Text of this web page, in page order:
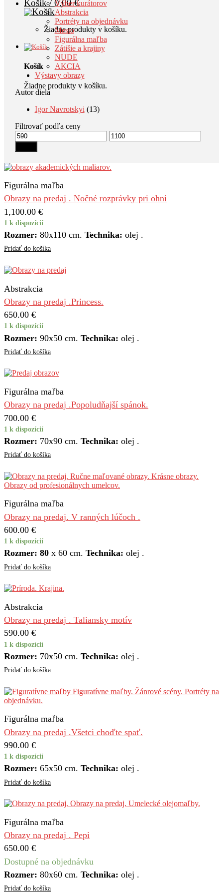
Košík /0.00€
Žiadne produkty v košíku.
Košík
Žiadne produkty v košíku.
Výber kurátorov
Abstrakcia
Portréty na objednávku
Mesto
Figurálna maľba
Zátišie a krajiny
NUDE
AKCIA
Výstavy obrazy
Autor diela
Igor Navrotskyi (13)
Filtrovať podľa ceny
Minimálna
cena
Maximálna
cena
Figurálna maľba
Obrazy na predaj . Nočné rozprávky pri ohni
1,100.00 €
1 k dispozícií
Rozmer: 80x110 cm. Technika: olej .
Pridať do košíka
Abstrakcia
Obrazy na predaj .Princess.
650.00 €
1 k dispozícií
Rozmer: 90х50 cm. Technika: olej .
Pridať do košíka
Figurálna maľba
Obrazy na predaj .Popoludňajší spánok.
700.00 €
1 k dispozícií
Rozmer: 70х90 cm. Technika: olej .
Pridať do košíka
Figurálna maľba
Obrazy na predaj. V ranných lúčoch .
600.00 €
1 k dispozícií
Rozmer: 80 х 60 cm. Technika: olej .
Pridať do košíka
Abstrakcia
Obrazy na predaj . Taliansky motív
590.00 €
1 k dispozícií
Rozmer: 70х50 cm. Technika: olej .
Pridať do košíka
Figurálna maľba
Obrazy na predaj .Všetci choďte spať.
990.00 €
1 k dispozícií
Rozmer: 65х50 cm. Technika: olej .
Pridať do košíka
Figurálna maľba
Obrazy na predaj . Pepi
650.00 €
Dostupné na objednávku
Rozmer: 80х60 cm. Technika: olej .
Pridať do košíka